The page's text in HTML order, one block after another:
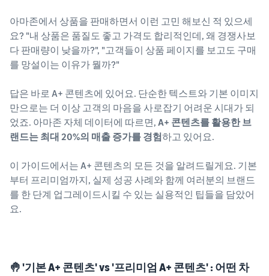
아마존에서 상품을 판매하면서 이런 고민 해보신 적 있으세
요? "내 상품은 품질도 좋고 가격도 합리적인데, 왜 경쟁사보
다 판매량이 낮을까?", "고객들이 상품 페이지를 보고도 구매
를 망설이는 이유가 뭘까?"
답은 바로 A+ 콘텐츠에 있어요. 단순한 텍스트와 기본 이미지
만으로는 더 이상 고객의 마음을 사로잡기 어려운 시대가 되
었죠. 아마존 자체 데이터에 따르면, A+ 콘텐츠를 활용한 브
랜드는 최대 20%의 매출 증가를 경험하고 있어요.
이 가이드에서는 A+ 콘텐츠의 모든 것을 알려드릴게요. 기본
부터 프리미엄까지, 실제 성공 사례와 함께 여러분의 브랜드
를 한 단계 업그레이드시킬 수 있는 실용적인 팁들을 담았어
요.
🤚 '기본 A+ 콘텐츠' vs '프리미엄 A+ 콘텐츠' : 어떤 차